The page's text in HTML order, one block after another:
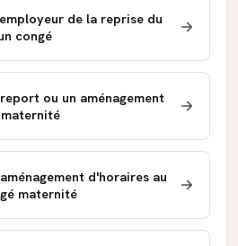
de la reprise du
congé
ou un aménagement
d'horaires au
maternité